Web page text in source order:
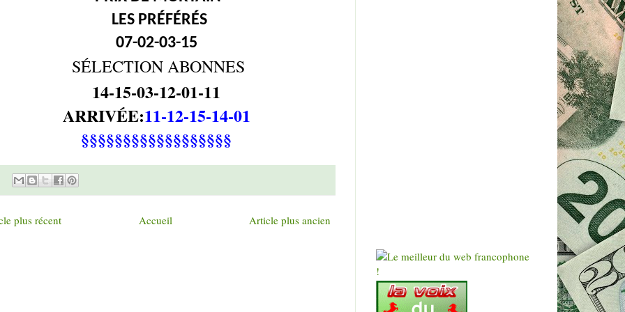
LES PRÉFÉRÉS
07-02-03-15
SÉLECTION ABONNES
14-15-03-12-01-11
ARRIVÉE:11-12-15-14-01
§§§§§§§§§§§§§§§§§§
plus récent Article plus ancien
Accueil